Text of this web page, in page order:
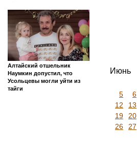
Алтайский отшельник
Наумкин допустил, что
Усольцевы могли уйти из
тайги
Июнь
5
6
12
13
19
20
26
27